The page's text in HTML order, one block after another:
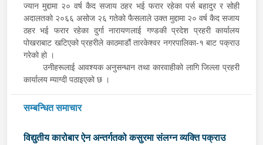
ज्यान मुद्दामा २० वर्ष कैद सजाय ठहर भई फरार रहेका पर्स बहादुर र सोही
अदालतको २०६६ असोज २६ गतेको फैसलाले उक्त मुद्दामा २० वर्ष कैद सजाय
ठहर भई फरार रहेका दुर्गा नारायणलाई गण्डकी प्रदेश प्रहरी कार्यालय
पोखराबाट खटिएको प्रहरीले काठमाडौं तारकेश्वर नगरपालिका-१ बाट पक्राउ
गरेको हो ।
उनीहरूलाई आवश्यक अनुसन्धान तथा कारवाहीको लागि जिल्ला प्रहरी
कार्यालय म्याग्दी पठाइएको छ ।
सम्बन्धित समाचार
विद्युतीय कारोबार ऐन अन्तर्गतको कसुरमा संलग्न व्यक्ति पक्राउ